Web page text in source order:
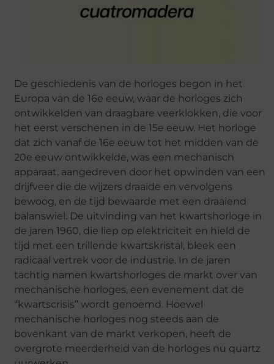
De geschiedenis van de horloges begon in het
Europa van de 16e eeuw, waar de horloges zich
ontwikkelden van draagbare veerklokken, die voor
het eerst verschenen in de 15e eeuw. Het horloge
dat zich vanaf de 16e eeuw tot het midden van de
20e eeuw ontwikkelde, was een mechanisch
apparaat, aangedreven door het opwinden van een
drijfveer die de wijzers draaide en vervolgens
bewoog, en de tijd bewaarde met een draaiend
balanswiel. De uitvinding van het kwartshorloge in
de jaren 1960, die liep op elektriciteit en hield de
tijd met een trillende kwartskristal, bleek een
radicaal vertrek voor de industrie. In de jaren
tachtig namen kwartshorloges de markt over van
mechanische horloges, een evenement dat de
“kwartscrisis” wordt genoemd. Hoewel
mechanische horloges nog steeds aan de
bovenkant van de markt verkopen, heeft de
overgrote meerderheid van de horloges nu quartz